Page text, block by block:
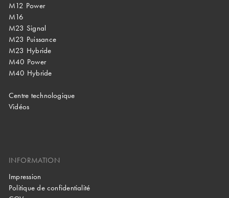
M12 Power
M16
M23 Signal
M23 Puissance
M23 Hybride
M40 Power
M40 Hybride
Centre technologique
Vidéos
INFORMATION
Impression
Politique de confidentialité